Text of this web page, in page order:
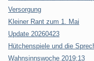
Versorgung
Kleiner Rant zum 1. Mai
Update 20260423
Hütchenspiele und die
Wahnsinnswoche 2019:13